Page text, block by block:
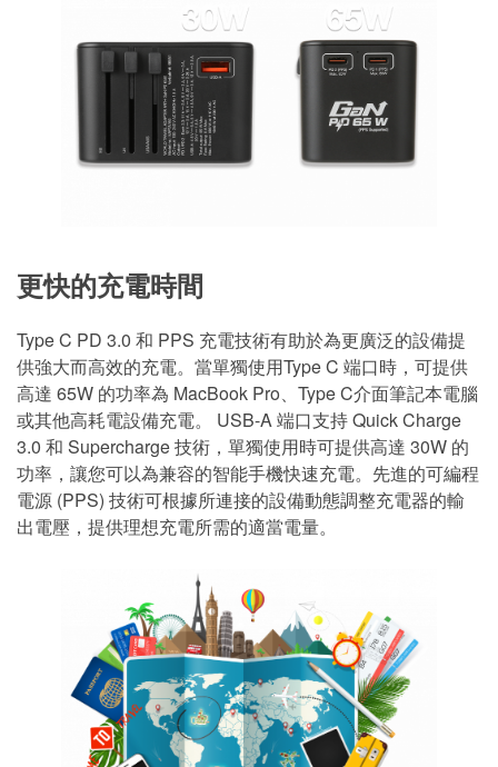
更快的充電時間
Type C PD 3.0 和 PPS 充電技術有助於為更廣泛的設備提
供強大而高效的充電。當單獨使用Type C 端口時，可提供
高達 65W 的功率為 MacBook Pro、Type C介面筆記本電腦
或其他高耗電設備充電。 USB-A 端口支持 Quick Charge
3.0 和 Supercharge 技術，單獨使用時可提供高達 30W 的
功率，讓您可以為兼容的智能手機快速充電。先進的可編程
電源 (PPS) 技術可根據所連接的設備動態調整充電器的輸
出電壓，提供理想充電所需的適當電量。